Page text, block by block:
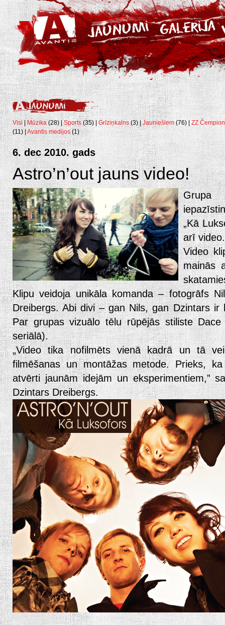
Visi| Mūzika(28) |Sports(35) | Grīziņkalns(3) |Jauniešiem (76) | ZZ
(11) |Avantis medijos(1)
6. dec 2010. gads
Astro’n’out jauns video!
Grupa
„Kā
arī video.
Video
mainās
Klipu veidoja unikāla komanda – fotogrāfs
Dreibergs. Abi divi – gan Nils, gan Dzintars ir
Par grupas vizuālo tēlu rūpējās stiliste
seriālā).
„Video tika nofilmēts vienā kadrā un tā
filmēšanas un montāžas metode. Prieks,
atvērti jaunām idejām un eksperimentiem,”
Dzintars Dreibergs.